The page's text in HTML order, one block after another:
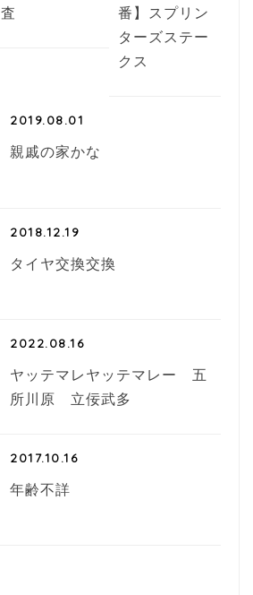
査
番】スプリン
ターズステー
クス
2019.08.01
親戚の家かな
2018.12.19
タイヤ交換交換
2022.08.16
ヤッテマレヤッテマレー 五
所川原 立佞武多
2017.10.16
年齢不詳